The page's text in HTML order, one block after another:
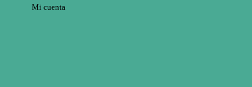
Mi cuenta